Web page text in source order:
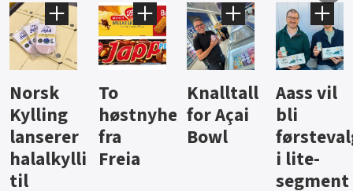
Knalltall
for Açai
Bowl
Aass vil
bli
førstevalg
i lite-
Brus og
jus fra
Berentsen
Hard
iste fra
Hansa